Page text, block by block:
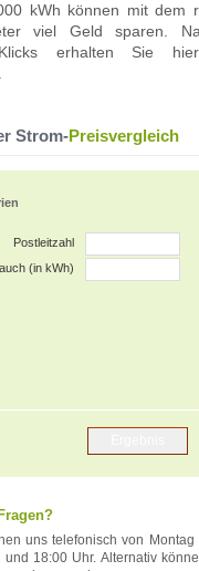
kWh können mit dem
viel Geld sparen.
erhalten Sie
Strom-Preisvergleich
Postleitzahl
(in kWh)
Fragen?
uns telefonisch von Montag
und 18:00 Uhr. Alternativ